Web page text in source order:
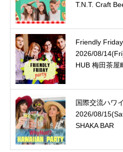
T.N.T. Craft
Friendly
2026/08/
HUB 梅田茶屋
国際交流ハワ
2026/08/
SHAKA BAR